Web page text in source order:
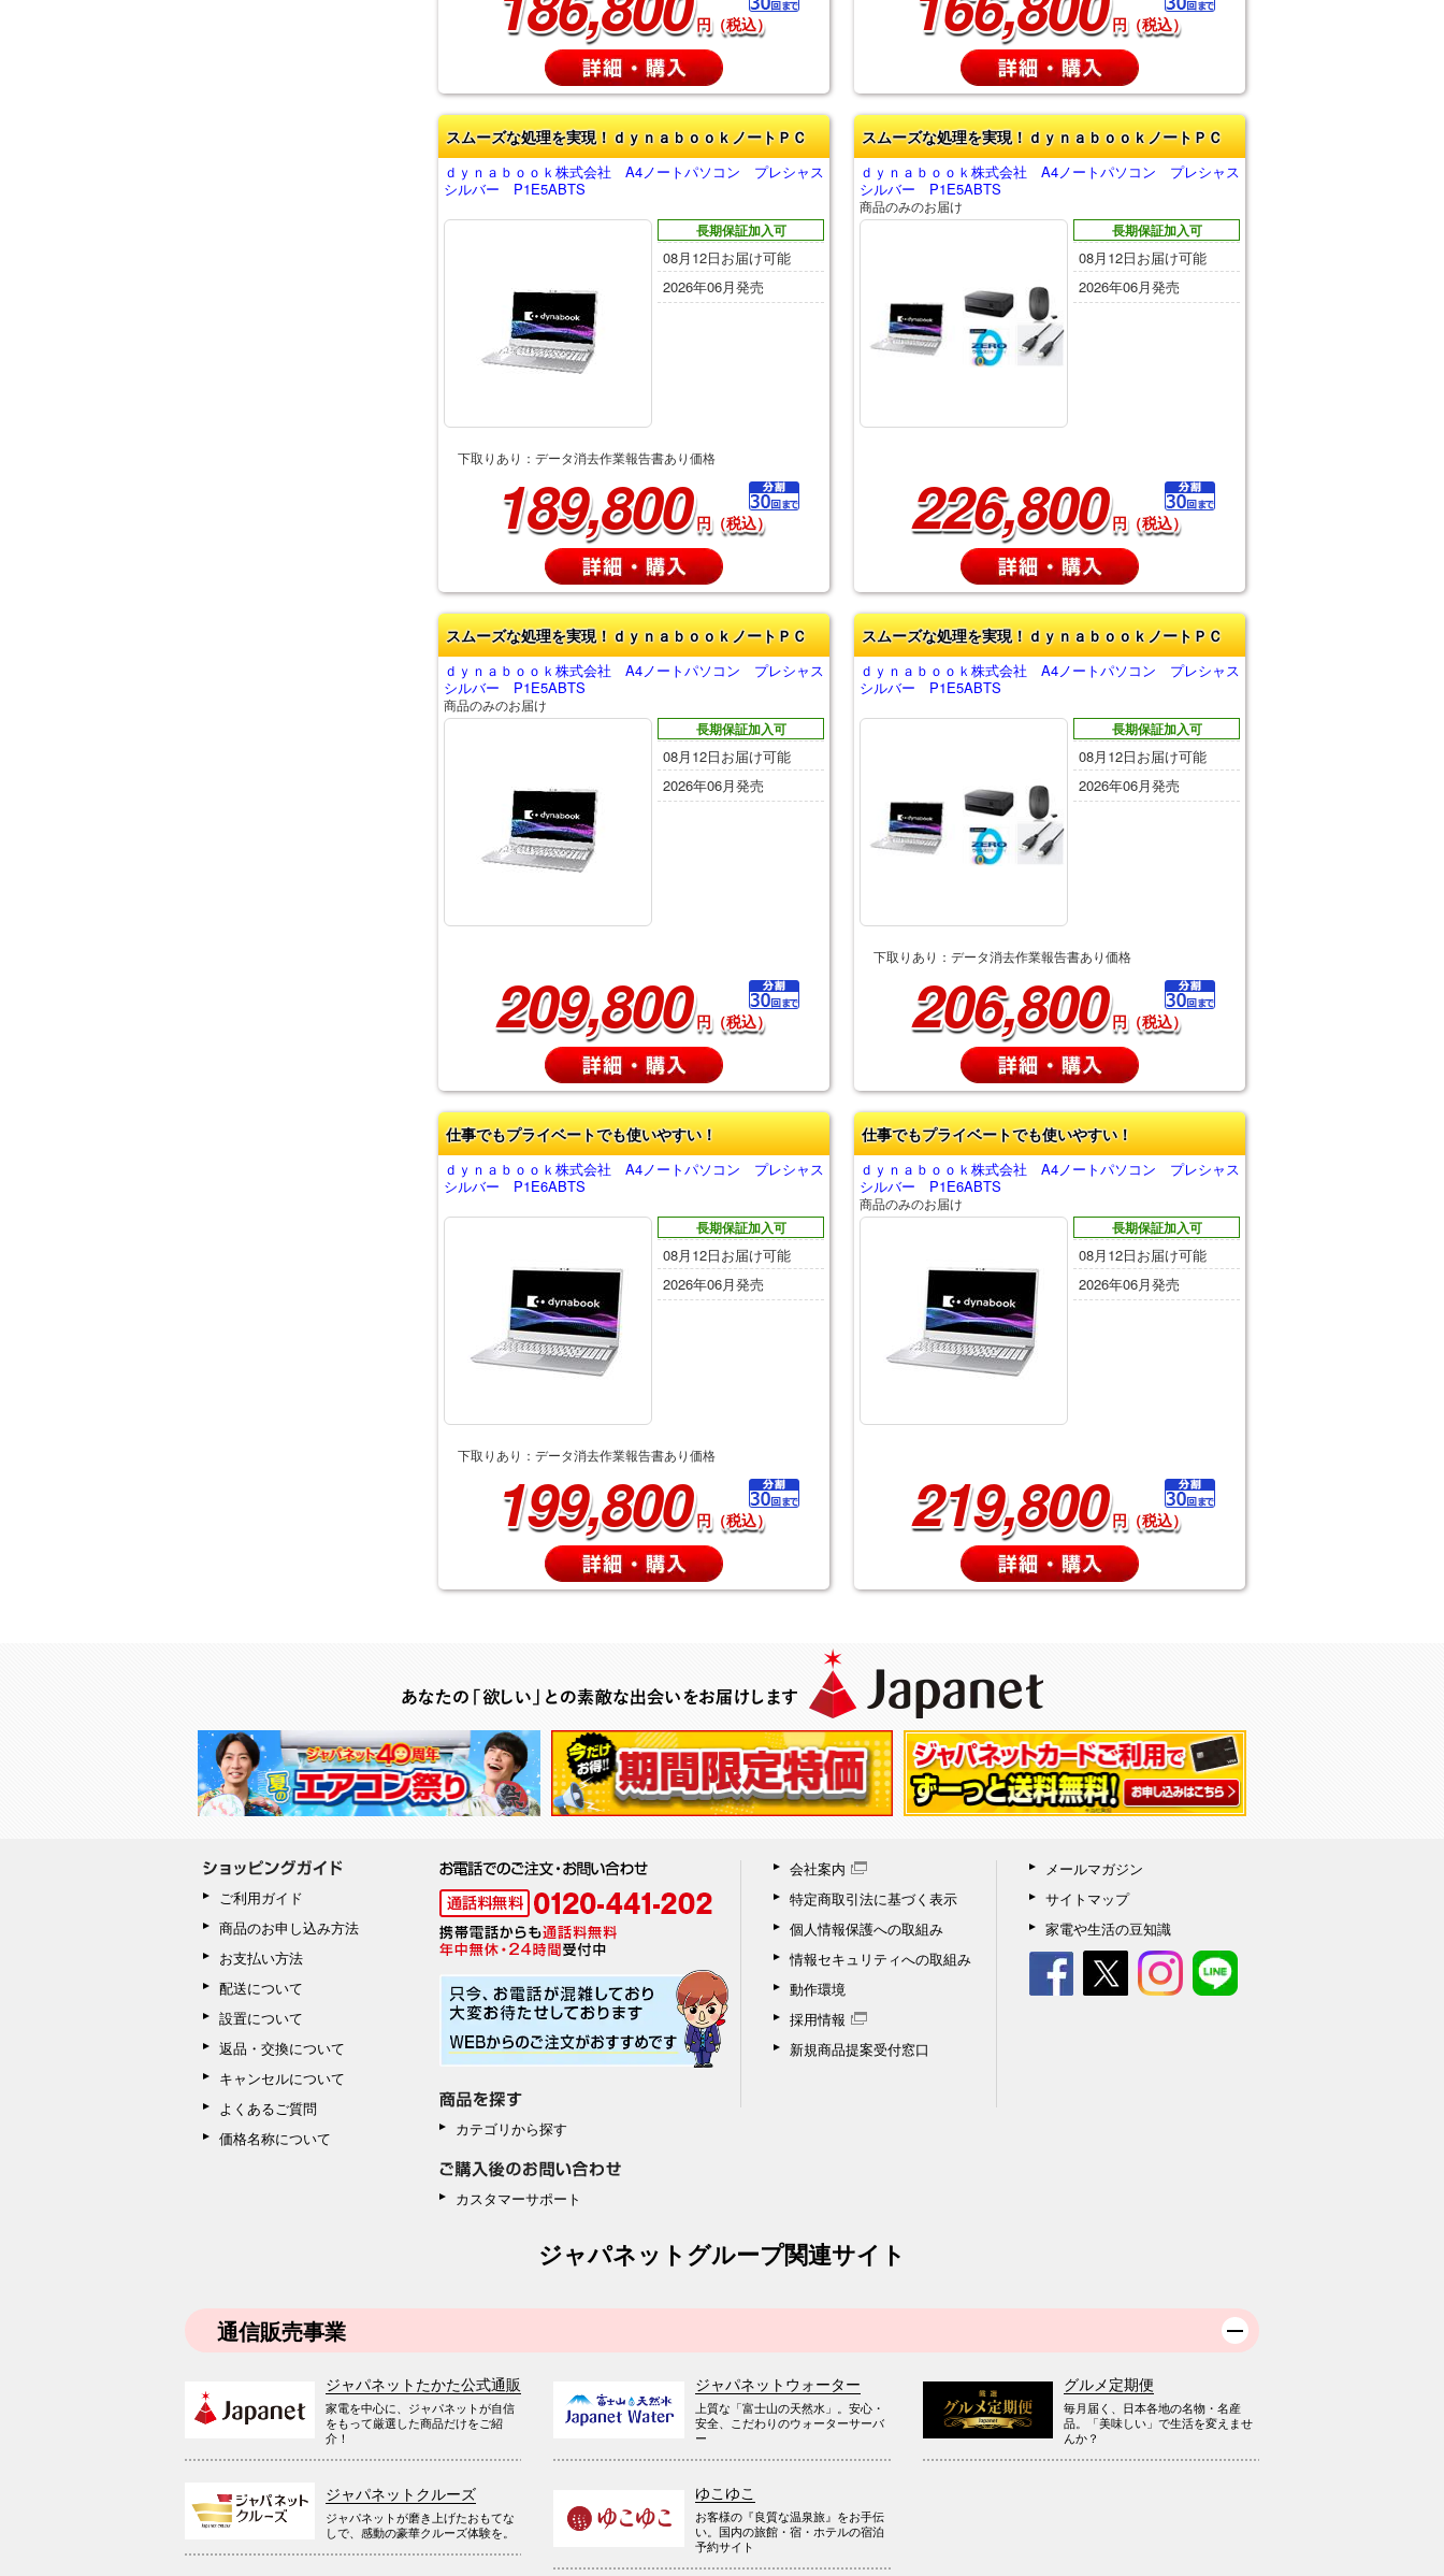
円（税込） 円（税込）
スムーズな処理を実現！ｄｙｎａｂｏｏｋノートＰＣ
ｄｙｎａｂｏｏｋ株式会社 A4ノートパソコン プレシャス
シルバー P1E5ABTS
長期保証加入可
08月12日お届け可能
2026年06月発売
下取りあり：データ消去作業報告書あり価格
189,800 円（税込）
スムーズな処理を実現！ｄｙｎａｂｏｏｋノートＰＣ
ｄｙｎａｂｏｏｋ株式会社 A4ノートパソコン プレシャス
シルバー P1E5ABTS
商品のみのお届け
長期保証加入可
08月12日お届け可能
2026年06月発売
226,800 円（税込）
スムーズな処理を実現！ｄｙｎａｂｏｏｋノートＰＣ
ｄｙｎａｂｏｏｋ株式会社 A4ノートパソコン プレシャス
シルバー P1E5ABTS
商品のみのお届け
長期保証加入可
08月12日お届け可能
2026年06月発売
209,800 円（税込）
スムーズな処理を実現！ｄｙｎａｂｏｏｋノートＰＣ
ｄｙｎａｂｏｏｋ株式会社 A4ノートパソコン プレシャス
シルバー P1E5ABTS
長期保証加入可
08月12日お届け可能
2026年06月発売
下取りあり：データ消去作業報告書あり価格
206,800 円（税込）
仕事でもプライベートでも使いやすい！
ｄｙｎａｂｏｏｋ株式会社 A4ノートパソコン プレシャス
シルバー P1E6ABTS
長期保証加入可
08月12日お届け可能
2026年06月発売
下取りあり：データ消去作業報告書あり価格
199,800 円（税込）
仕事でもプライベートでも使いやすい！
ｄｙｎａｂｏｏｋ株式会社 A4ノートパソコン プレシャス
シルバー P1E6ABTS
商品のみのお届け
長期保証加入可
08月12日お届け可能
2026年06月発売
219,800 円（税込）
ご利用ガイド
商品のお申し込み方法
お支払い方法
配送について
設置について
返品・交換について
キャンセルについて
よくあるご質問
価格名称について
カテゴリから探す
カスタマーサポート
会社案内
特定商取引法に基づく表示
個人情報保護への取組み
情報セキュリティへの取組み
動作環境
採用情報
新規商品提案受付窓口
メールマガジン
サイトマップ
家電や生活の豆知識
ジャパネットグループ関連サイト
通信販売事業
ジャパネットたかた公式通販
家電を中心に、ジャパネットが自信
をもって厳選した商品だけをご紹
介！
ジャパネットウォーター
上質な「富士山の天然水」。安心・
安全、こだわりのウォーターサーバ
ー
グルメ定期便
毎月届く、日本各地の名物・名産
品。「美味しい」で生活を変えませ
んか？
ジャパネットクルーズ
ジャパネットが磨き上げたおもてな
しで、感動の豪華クルーズ体験を。
ゆこゆこ
お客様の『良質な温泉旅』をお手伝
い。国内の旅館・宿・ホテルの宿泊
予約サイト